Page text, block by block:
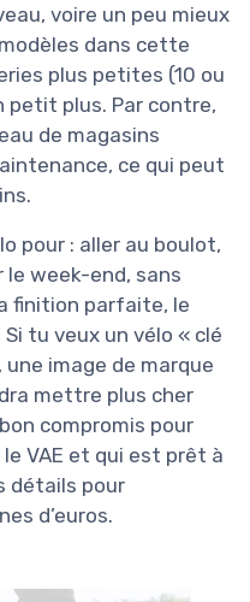
voire un peu mieux
dans cette
plus petites (10 ou
petit plus. Par contre,
de magasins
ce qui peut
pour : aller au boulot,
week-end, sans
finition parfaite, le
tu veux un vélo « clé
image de marque
mettre plus cher
compromis pour
VAE et qui est prêt à
détails pour
d’euros.